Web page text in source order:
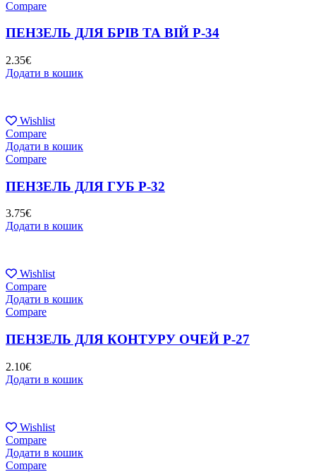
Compare
ПЕНЗЕЛЬ ДЛЯ БРІВ ТА ВІЙ P-34
2.35€
Додати в кошик
Wishlist
Compare
Додати в кошик
Compare
ПЕНЗЕЛЬ ДЛЯ ГУБ P-32
3.75€
Додати в кошик
Wishlist
Compare
Додати в кошик
Compare
ПЕНЗЕЛЬ ДЛЯ КОНТУРУ ОЧЕЙ P-27
2.10€
Додати в кошик
Wishlist
Compare
Додати в кошик
Compare